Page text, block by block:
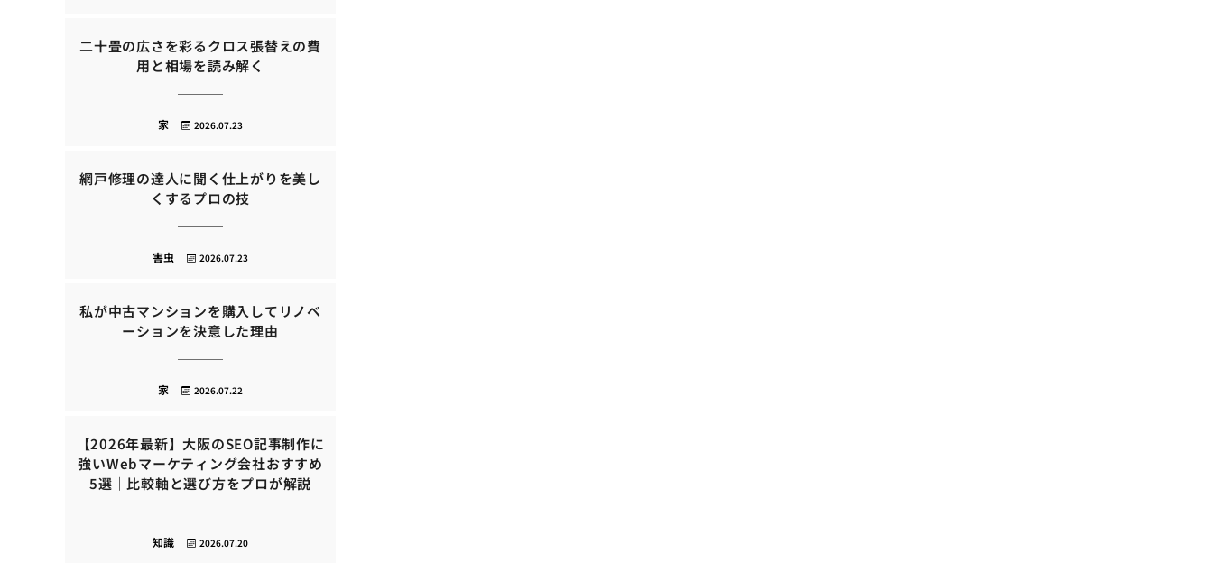
二十畳の広さを彩るクロス張替えの費
用と相場を読み解く
2026.07.23
家
網戸修理の達人に聞く仕上がりを美し
くするプロの技
2026.07.23
害虫
私が中古マンションを購入してリノベ
ーションを決意した理由
2026.07.22
家
【2026年最新】大阪のSEO記事制作に
強いWebマーケティング会社おすすめ
5選｜比較軸と選び方をプロが解説
2026.07.20
知識